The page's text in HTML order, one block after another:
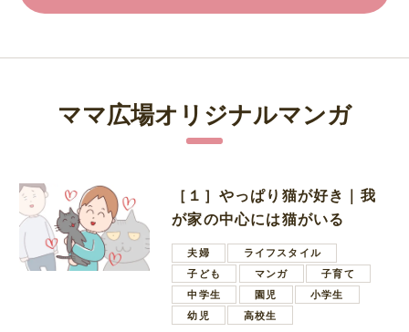
ママ広場オリジナルマンガ
［１］やっぱり猫が好き｜我
が家の中心には猫がいる
夫婦
ライフスタイル
子ども
マンガ
子育て
中学生
園児
小学生
幼児
高校生